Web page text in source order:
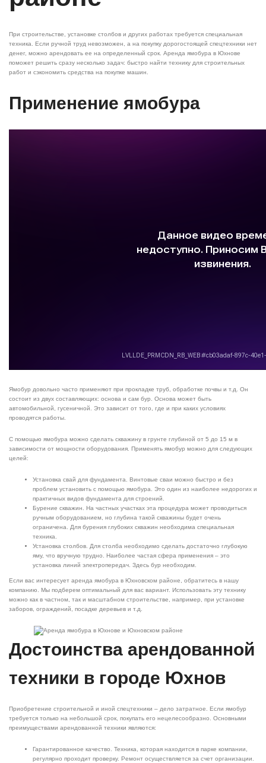
При строительстве, установке столбов и других работах требуется специальная
техника. Если ручной труд невозможен, а на покупку дорогостоящей спецтехники нет
денег, можно арендовать ее на определенный срок. Аренда ямобура в Юхнове
поможет решить сразу несколько задач: быстро найти технику для строительных
работ и сэкономить средства на покупке машин.
Применение ямобура
Ямобур довольно часто применяют при прокладке труб, обработке почвы и т.д. Он
состоит из двух составляющих: основа и сам бур. Основа может быть
автомобильной, гусеничной. Это зависит от того, где и при каких условиях
проводятся работы.
С помощью ямобура можно сделать скважину в грунте глубиной от 5 до 15 м в
зависимости от мощности оборудования. Применять ямобур можно для следующих
целей:
Установка свай для фундамента. Винтовые сваи можно быстро и без
проблем установить с помощью ямобура. Это один из наиболее недорогих и
практичных видов фундамента для строений.
Бурение скважин. На частных участках эта процедура может проводиться
ручным оборудованием, но глубина такой скважины будет очень
ограничена. Для бурения глубоких скважин необходима специальная
техника.
Установка столбов. Для столба необходимо сделать достаточно глубокую
яму, что вручную трудно. Наиболее частая сфера применения – это
установка линий электропередач. Здесь бур необходим.
Если вас интересует аренда ямобура в Юхновском районе, обратитесь в нашу
компанию. Мы подберем оптимальный для вас вариант. Использовать эту технику
можно как в частном, так и масштабном строительстве, например, при установке
заборов, ограждений, посадке деревьев и т.д.
Достоинства арендованной
техники в городе Юхнов
Приобретение строительной и иной спецтехники – дело затратное. Если ямобур
требуется только на небольшой срок, покупать его нецелесообразно. Основными
преимуществами арендованной техники являются:
Гарантированное качество. Техника, которая находится в парке компании,
регулярно проходит проверку. Ремонт осуществляется за счет организации.